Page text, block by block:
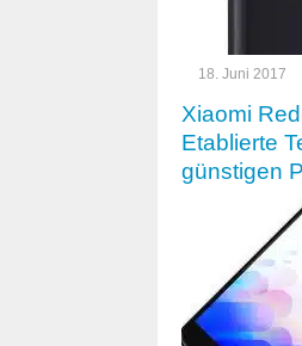
18. Juni 2017
Xiaomi
Etablierte
günstigen